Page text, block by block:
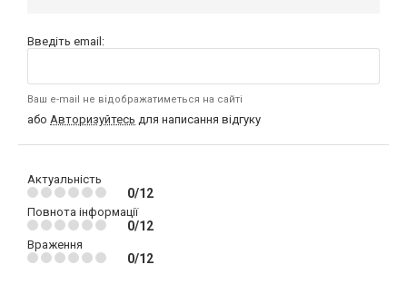
Введіть email:
Ваш e-mail не відображатиметься на сайті
або Авторизуйтесь для написання відгуку
Актуальність
0/12
Повнота інформації
0/12
Враження
0/12